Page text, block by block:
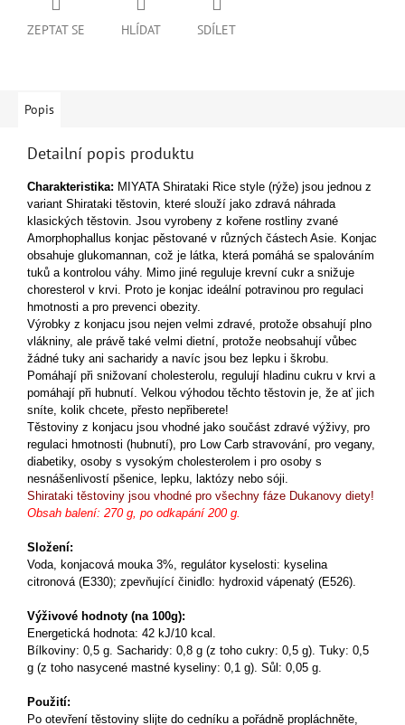
ZEPTAT SE HLÍDAT SDÍLET
Popis
Detailní popis produktu
Charakteristika: MIYATA Shirataki Rice style (rýže) jsou jednou z
variant Shirataki těstovin, které slouží jako zdravá náhrada
klasických těstovin. Jsou vyrobeny z kořene rostliny zvané
Amorphophallus konjac pěstované v různých částech Asie. Konjac
obsahuje glukomannan, což je látka, která pomáhá se spalováním
tuků a kontrolou váhy. Mimo jiné reguluje krevní cukr a snižuje
choresterol v krvi. Proto je konjac ideální potravinou pro regulaci
hmotnosti a pro prevenci obezity.
Výrobky z konjacu jsou nejen velmi zdravé, protože obsahují plno
vlákniny, ale právě také velmi dietní, protože neobsahují vůbec
žádné tuky ani sacharidy a navíc jsou bez lepku i škrobu.
Pomáhají při snižovaní cholesterolu, regulují hladinu cukru v krvi a
pomáhají při hubnutí. Velkou výhodou těchto těstovin je, že ať jich
sníte, kolik chcete, přesto nepřiberete!
Těstoviny z konjacu jsou vhodné jako součást zdravé výživy, pro
regulaci hmotnosti (hubnutí), pro Low Carb stravování, pro vegany,
diabetiky, osoby s vysokým cholesterolem i pro osoby s
nesnášenlivostí pšenice, lepku, laktózy nebo sóji.
Shirataki těstoviny jsou vhodné pro všechny fáze Dukanovy diety!
Obsah balení: 270 g, po odkapání 200 g.
Složení:
Voda, konjacová mouka 3%, regulátor kyselosti: kyselina
citronová (E330); zpevňující činidlo: hydroxid vápenatý (E526).
Výživové hodnoty (na 100g):
Energetická hodnota: 42 kJ/10 kcal.
Bílkoviny: 0,5 g. Sacharidy: 0,8 g (z toho cukry: 0,5 g). Tuky: 0,5
g (z toho nasycené mastné kyseliny: 0,1 g). Sůl: 0,05 g.
Použití:
Po otevření těstoviny slijte do cedníku a pořádně propláchněte,